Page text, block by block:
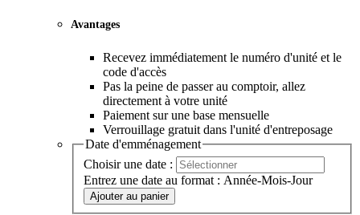
Avantages
Recevez immédiatement le numéro d'unité et le
code d'accès
Pas la peine de passer au comptoir, allez
directement à votre unité
Paiement sur une base mensuelle
Verrouillage gratuit dans l'unité d'entreposage
Date d'emménagement
Choisir une date :
Entrez une date au format : Année-Mois-Jour
Ajouter au panier